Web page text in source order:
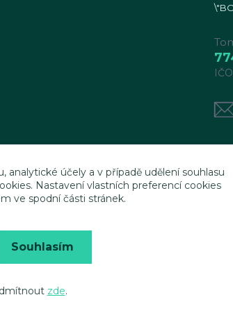
analytické účely a v případě udělení souhlasu
Nastavení vlastních preferencí cookies
ve spodní části stránek.
Souhlasím
zde.